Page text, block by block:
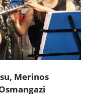
Merinos